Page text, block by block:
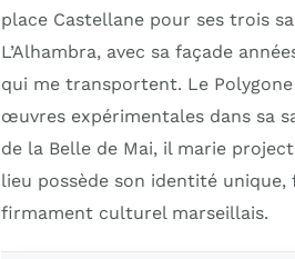
place Castellane pour ses trois
L’Alhambra, avec sa façade
qui me transportent. Le
œuvres expérimentales dans sa
de la Belle de Mai, il marie
lieu possède son identité
firmament culturel marseillais.